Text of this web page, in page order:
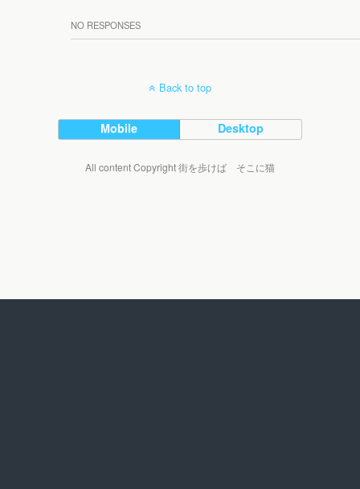
NO RESPONSES
Back to top
Mobile Desktop
All content Copyright 街を歩けば そこに猫